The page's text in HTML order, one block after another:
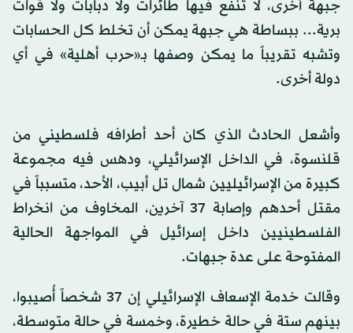
جبهة أخرى، لا تنفع فيها طائرات ولا دبابات ولا قوات
برية... ببساطة هي جبهة يمكن أن تخلط كل الحسابات
وتشبه تقريباً ما يمكن وصفها بـ«حرب أهلية» في أي
دولة أخرى.
وأشعل الحادث الذي كان أحد أطرافه فلسطيني من
قلنسوة، في الداخل الإسرائيلي، ودهس فيه مجموعة
كبيرة من الإسرائيليين شمال تل أبيب، الأحد، متسبباً في
مقتل أحدهم وإصابة 37 آخرين، المخاوف من انخراط
الفلسطينيين داخل إسرائيل في المواجهة الحالية
المفتوحة على عدة جبهات.
وقالت خدمة الإسعاف الإسرائيلي إن 37 شخصاً أُصيبوا،
بينهم ستة في حالة خطيرة، وخمسة في حالة متوسطة،